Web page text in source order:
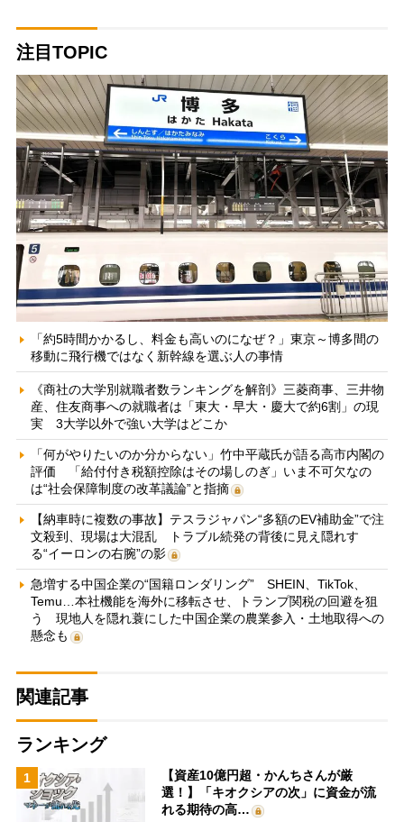
注目TOPIC
「約5時間かかるし、料金も高いのになぜ？」東京～博多間の
移動に飛行機ではなく新幹線を選ぶ人の事情
《商社の大学別就職者数ランキングを解剖》三菱商事、三井物
産、住友商事への就職者は「東大・早大・慶大で約6割」の現
実 3大学以外で強い大学はどこか
「何がやりたいのか分からない」竹中平蔵氏が語る高市内閣の
評価 「給付付き税額控除はその場しのぎ」いま不可欠なの
は“社会保障制度の改革議論”と指摘
【納車時に複数の事故】テスラジャパン“多額のEV補助金”で注
文殺到、現場は大混乱 トラブル続発の背後に見え隠れす
る“イーロンの右腕”の影
急増する中国企業の“国籍ロンダリング” SHEIN、TikTok、
Temu…本社機能を海外に移転させ、トランプ関税の回避を狙
う 現地人を隠れ蓑にした中国企業の農業参入・土地取得への
懸念も
関連記事
ランキング
1
【資産10億円超・かんちさんが厳
選！】「キオクシアの次」に資金が流
れる期待の高…